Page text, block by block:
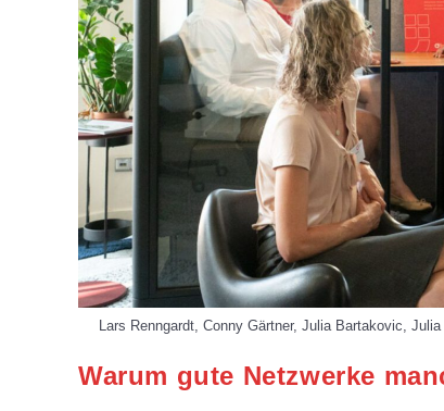
Lars Renngardt, Conny Gärtner, Julia Bartakovic,
Warum gute Netzwerke